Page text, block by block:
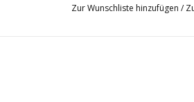
Zur Wunschliste hinzufügen /